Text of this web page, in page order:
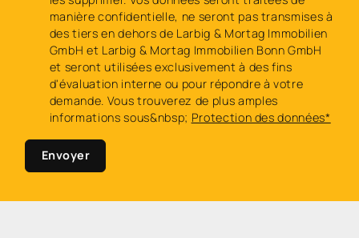
manière confidentielle, ne seront pas transmises à
des tiers en dehors de Larbig & Mortag Immobilien
GmbH et Larbig & Mortag Immobilien Bonn GmbH
et seront utilisées exclusivement à des fins
d'évaluation interne ou pour répondre à votre
demande. Vous trouverez de plus amples
informations sous&nbsp; Protection des données*
Envoyer